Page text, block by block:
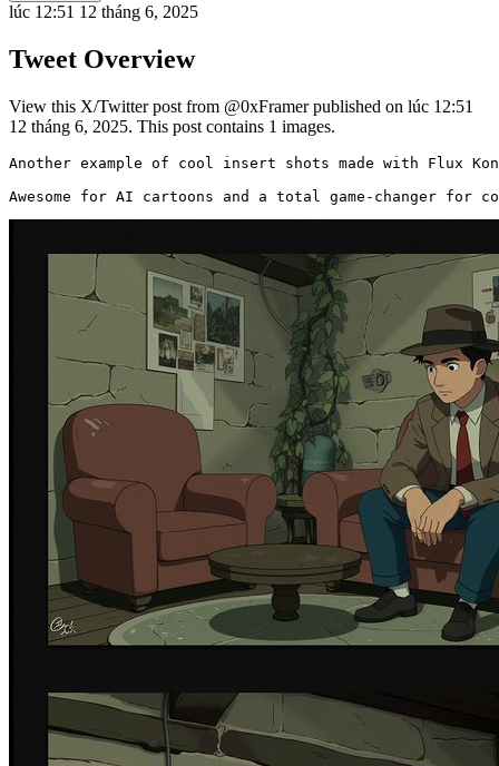
lúc 12:51 12 tháng 6, 2025
Tweet Overview
View this X/Twitter post from @0xFramer published on lúc 12:51
12 tháng 6, 2025. This post contains 1 images.
Another example of cool insert shots made with Flux
Awesome for AI cartoons and a total game-changer for